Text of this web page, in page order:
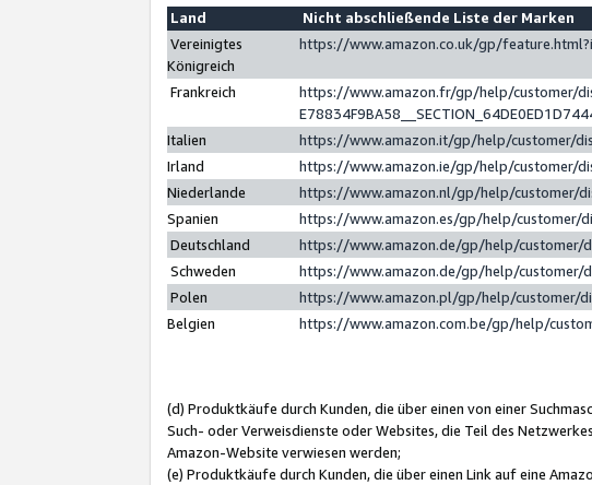
Land
Nicht abschließende Liste der Marken
Vereinigtes
Königreich
https://www.amazon.co.uk/gp/
Frankreich
https://www.amazon.fr/gp/help/customer/
Italien
https://www.amazon.it/gp/help/customer/
Irland
https://www.amazon.ie/gp/help/customer/
Niederlande
https://www.amazon.nl/gp/help/customer/
Spanien
https://www.amazon.es/gp/help/customer/
Deutschland
https://www.amazon.de/gp/help/customer/
Schweden
https://www.amazon.de/gp/help/customer/
Polen
https://www.amazon.pl/gp/help/customer/
Belgien
https://www.amazon.com.be/gp/help/
(d) Produktkäufe durch Kunden, die über einen von einer
Such- oder Verweisdienste oder Websites, die Teil des
Amazon-Website verwiesen werden;
(e) Produktkäufe durch Kunden, die über einen Link auf eine